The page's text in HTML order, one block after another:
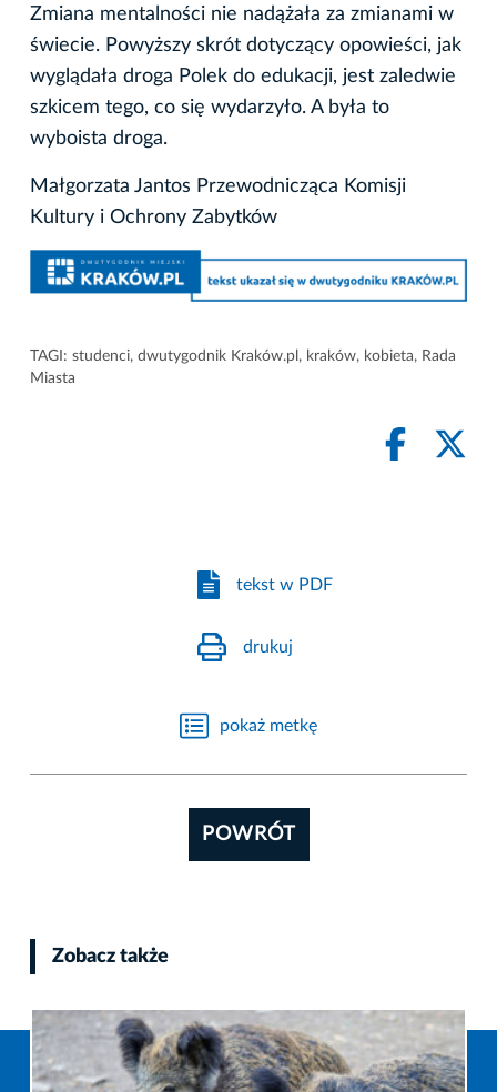
Zmiana mentalności nie nadążała za zmianami w
świecie. Powyższy skrót dotyczący opowieści, jak
wyglądała droga Polek do edukacji, jest zaledwie
szkicem tego, co się wydarzyło. A była to
wyboista droga.
Małgorzata Jantos Przewodnicząca Komisji
Kultury i Ochrony Zabytków
TAGI: studenci, dwutygodnik Kraków.pl , kraków, kobieta, Rada
Miasta
tekst w PDF
drukuj
pokaż metkę
POWRÓT
Zobacz także